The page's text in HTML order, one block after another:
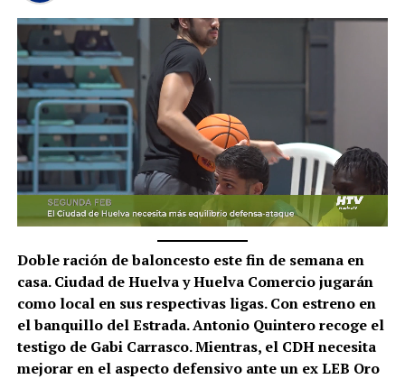
Doble ración de baloncesto este fin de semana en
casa. Ciudad de Huelva y Huelva Comercio jugarán
como local en sus respectivas ligas. Con estreno en
el banquillo del Estrada. Antonio Quintero recoge el
testigo de Gabi Carrasco. Mientras, el CDH necesita
mejorar en el aspecto defensivo ante un ex LEB Oro